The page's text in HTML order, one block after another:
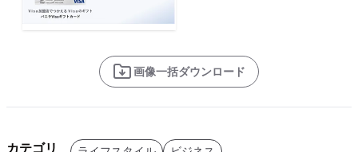
画像一括ダウンロード
カテゴリ